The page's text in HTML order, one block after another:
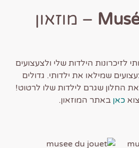
– מוזאון
לזיכרונות הילדות שלי ולצעצועים
שמילאו את ילדותי. גדולים
החלון שגרם לילדות שלו לרטוט!
כאן באתר המוזאון.